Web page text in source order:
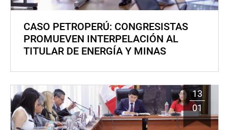
CASO PETROPERÚ: CONGRESISTAS
PROMUEVEN INTERPELACIÓN AL
TITULAR DE ENERGÍA Y MINAS
13
01